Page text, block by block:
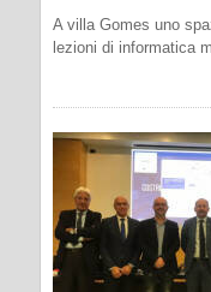
A villa Gomes uno
lezioni di informatica